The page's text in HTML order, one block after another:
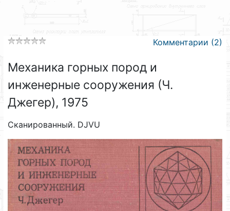
Комментарии (2)
Механика горных пород и
инженерные сооружения (Ч.
Джегер), 1975
Сканированный. DJVU